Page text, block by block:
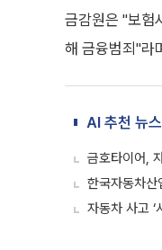
금감원은 "보험
해 금융범죄"라
AI 추천 뉴스
금호타이어,
한국자동차
자동차 사고 ‘